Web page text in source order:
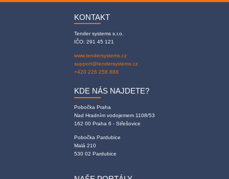
KONTAKT
Tender systems s.r.o.
IČO: 291 45 121
www.tendersystems.cz
support@tendersystems.cz
+420 226 258 888
KDE NÁS NAJDETE?
Pobočka Praha
Nad Hradním vodojemem 1108/53
162 00 Praha 6 - Střešovice
Pobočka Pardubice
Malá 210
530 02 Pardubice